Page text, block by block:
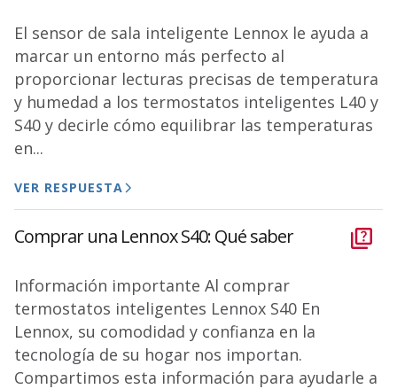
El sensor de sala inteligente Lennox le ayuda a
marcar un entorno más perfecto al
proporcionar lecturas precisas de temperatura
y humedad a los termostatos inteligentes L40 y
S40 y decirle cómo equilibrar las temperaturas
en...
VER RESPUESTA
Comprar una Lennox S40: Qué saber
Información importante Al comprar
termostatos inteligentes Lennox S40 En
Lennox, su comodidad y confianza en la
tecnología de su hogar nos importan.
Compartimos esta información para ayudarle a